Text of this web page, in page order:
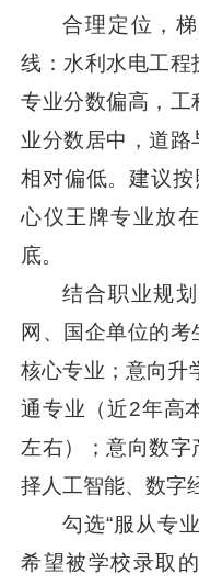
合理定位，
线：水利水电工程
专业分数偏高，
业分数居中，道
相对偏低。建议按
心仪王牌专业放
底。
结合职业规
网、国企单位的
核心专业；意向升
通专业（近2年高
左右）；意向数
择人工智能、数字
勾选“服从专
希望被学校录取